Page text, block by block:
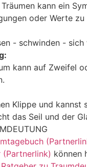
kann ein
oder Werte
- schwinden - sich
kann auf Zweifel
Klippe und
das Seil und der
(Partnerlink) können